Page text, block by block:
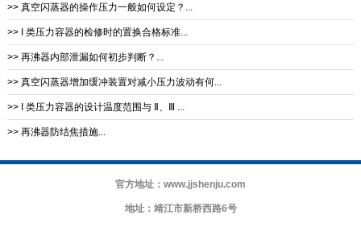
>> 真空闪蒸器的操作压力一般如何设定？...
>> I 类压力容器的检修时的置换合格标准...
>> 再沸器内部泄漏如何初步判断？...
>> 真空闪蒸器增加缓冲装置对减小压力波动有何...
>> I 类压力容器的设计温度范围与 Ⅱ、Ⅲ ...
>> 再沸器防结焦措施‌...
官方地址：www.jjshenju.com
地址：靖江市新桥西路6号